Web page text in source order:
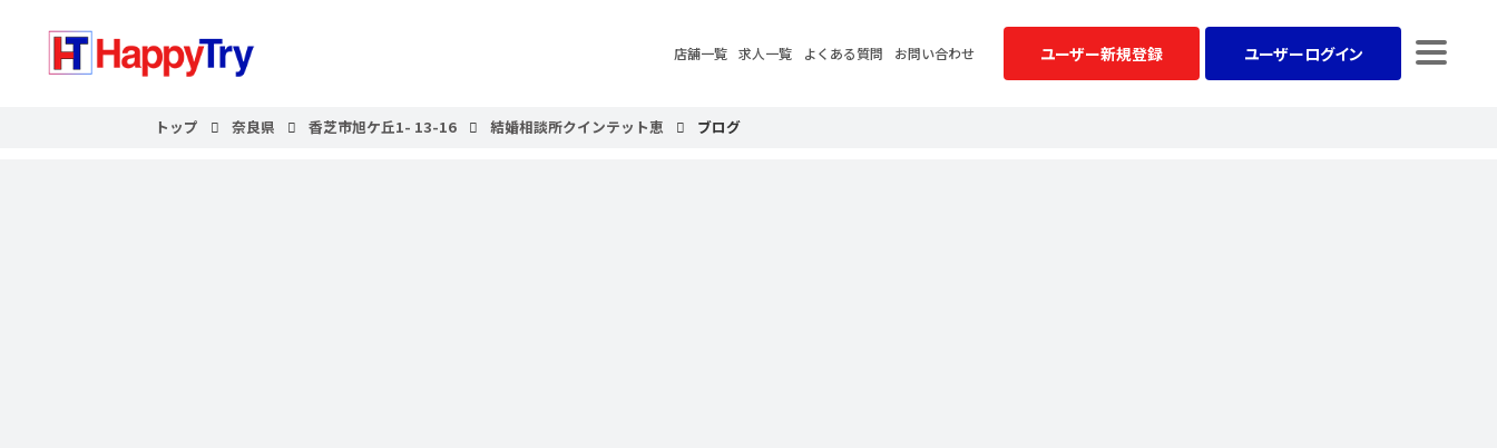
店舗一覧 求人一覧 よくある質問 お問い合わせ ユーザー新規登録 ユーザーログイン
トップ 奈良県 香芝市旭ケ丘1- 13-16 結婚相談所クインテット恵 ブログ